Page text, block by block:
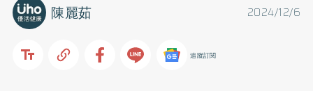
2024/12/6
陳麗茹
追蹤訂閱